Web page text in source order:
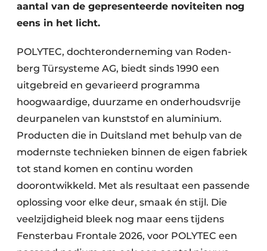
aantal van de gepresenteerde noviteiten nog
eens in het licht.
POLYTEC, dochteronderneming van Roden­
berg Türsysteme AG, biedt sinds 1990 een
uitgebreid en gevarieerd programma
hoogwaardige, duurzame en onderhoudsvrije
deurpanelen van kunststof en aluminium.
Producten die in Duitsland met behulp van de
modernste technieken binnen de eigen fabriek
tot stand komen en continu worden
doorontwikkeld. Met als resultaat een passende
oplossing voor elke deur, smaak én stijl. Die
veelzijdigheid bleek nog maar eens tijdens
Fensterbau Frontale 2026, voor POLYTEC een